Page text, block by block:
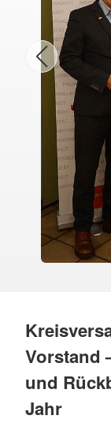
Vorstand
und
Jahr